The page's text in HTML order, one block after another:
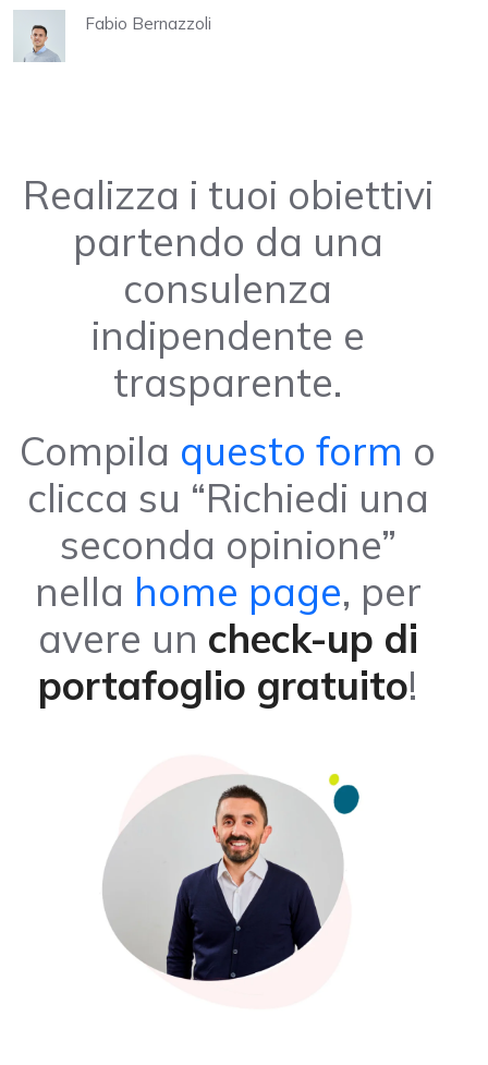
Fabio Bernazzoli
Realizza i tuoi obiettivi
partendo da una
consulenza
indipendente e
trasparente.
Compila questo form o
clicca su “Richiedi una
seconda opinione”
nella home page, per
avere un check-up di
portafoglio gratuito!